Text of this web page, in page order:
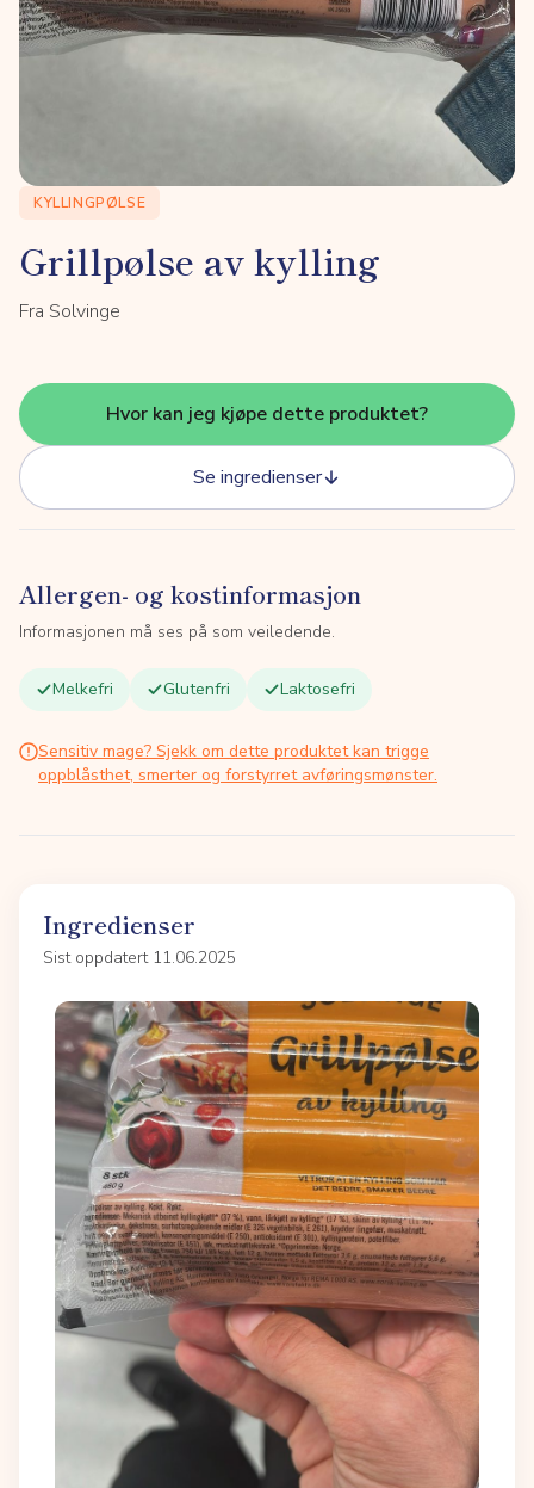
KYLLINGPØLSE
Grillpølse av kylling
Fra Solvinge
Hvor kan jeg kjøpe dette produktet?
Se ingredienser
Allergen- og kostinformasjon
Informasjonen må ses på som veiledende.
Melkefri Glutenfri Laktosefri
Sensitiv mage? Sjekk om dette produktet kan trigge
oppblåsthet, smerter og forstyrret avføringsmønster.
Ingredienser
Sist oppdatert 11.06.2025